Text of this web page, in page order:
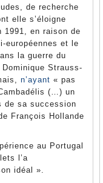
de recherche
elle s’éloigne
1991, en raison de
européennes et le
la guerre du
Strauss-
n’ayant « pas
(…) un
de sa succession
François Hollande
au Portugal
l’a
idéal ».